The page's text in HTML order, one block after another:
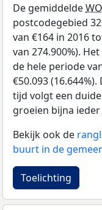
De gemiddelde
postcodegebied
van €164 in 2016
van 274.900%).
de hele periode
€50.093
tijd volgt een
groeien bijna ieder
Bekijk ook de
buurt in de
Toelichting